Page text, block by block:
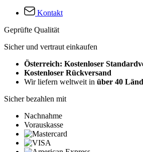
Kontakt
Geprüfte Qualität
Sicher und vertraut einkaufen
Österreich: Kostenloser
Kostenloser Rückversand
Wir liefern weltweit in über 40
Sicher bezahlen mit
Nachnahme
Vorauskasse